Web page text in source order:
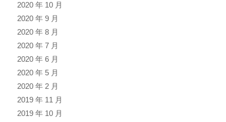
2020 年 10 月
2020 年 9 月
2020 年 8 月
2020 年 7 月
2020 年 6 月
2020 年 5 月
2020 年 2 月
2019 年 11 月
2019 年 10 月